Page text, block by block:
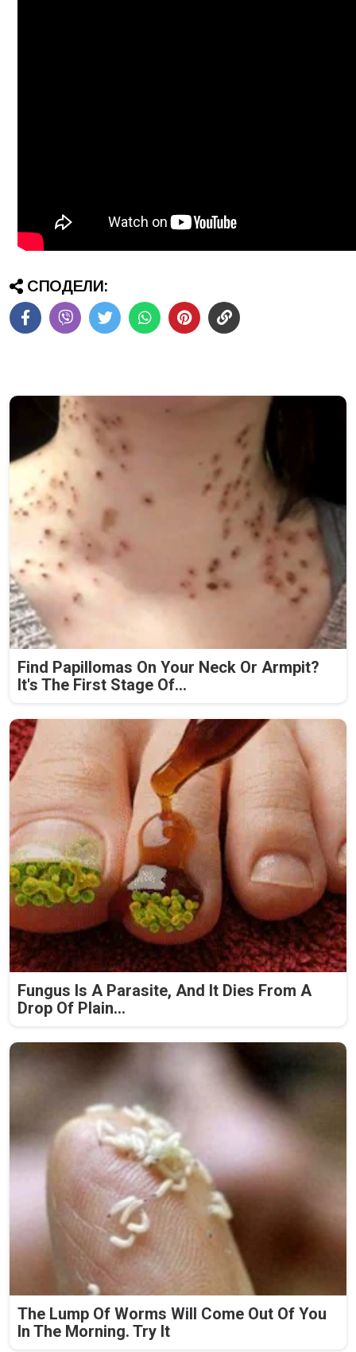
СПОДЕЛИ:
Find Papillomas On Your Neck Or Armpit?
It's The First Stage Of...
Fungus Is A Parasite, And It Dies From A
Drop Of Plain...
The Lump Of Worms Will Come Out Of You
In The Morning. Try It